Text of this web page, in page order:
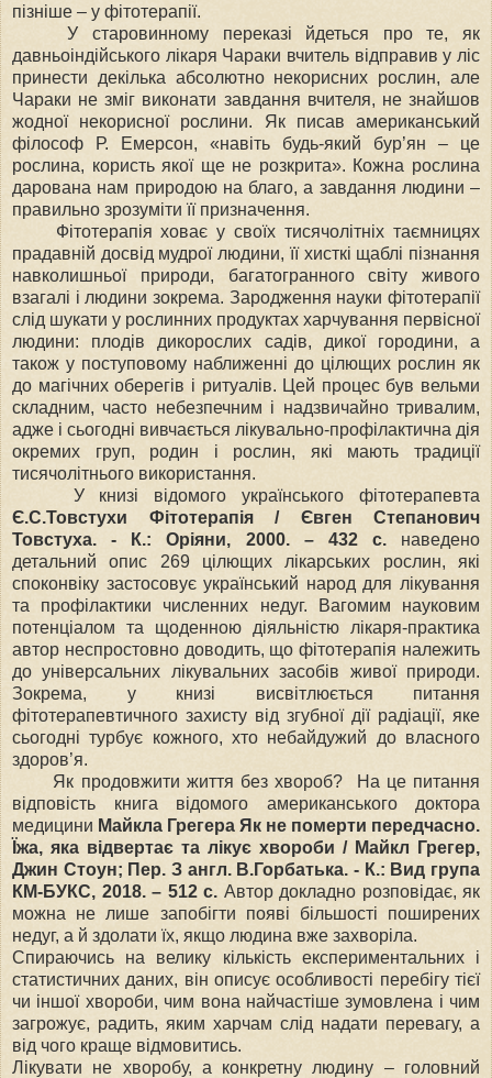
пізніше – у фітотерапії.
У старовинному переказі йдеться про те, як
давньоіндійського лікаря Чараки вчитель відправив у ліс
принести декілька абсолютно некорисних рослин, але
Чараки не зміг виконати завдання вчителя, не знайшов
жодної некорисної рослини. Як писав американський
філософ Р. Емерсон, «навіть будь-який бур’ян – це
рослина, користь якої ще не розкрита». Кожна рослина
дарована нам природою на благо, а завдання людини –
правильно зрозуміти її призначення.
Фітотерапія ховає у своїх тисячолітніх таємницях
прадавній досвід мудрої людини, її хисткі щаблі пізнання
навколишньої природи, багатогранного світу живого
взагалі і людини зокрема. Зародження науки фітотерапії
слід шукати у рослинних продуктах харчування первісної
людини: плодів дикорослих садів, дикої городини, а
також у поступовому наближенні до цілющих рослин як
до магічних оберегів і ритуалів. Цей процес був вельми
складним, часто небезпечним і надзвичайно тривалим,
адже і сьогодні вивчається лікувально-профілактична дія
окремих груп, родин і рослин, які мають традиції
тисячолітнього використання.
У книзі відомого українського фітотерапевта
Є.С.Товстухи Фітотерапія / Євген Степанович
Товстуха. - К.: Оріяни, 2000. – 432 с.наведено
детальний опис 269 цілющих лікарських рослин, які
споконвіку застосовує український народ для лікування
та профілактики численних недуг. Вагомим науковим
потенціалом та щоденною діяльністю лікаря-практика
автор неспростовно доводить, що фітотерапія належить
до універсальних лікувальних засобів живої природи.
Зокрема, у книзі висвітлюється питання
фітотерапевтичного захисту від згубної дії радіації, яке
сьогодні турбує кожного, хто небайдужий до власного
здоров’я.
Як продовжити життя без хвороб? На це питання
відповість книга відомого американського доктора
медицини Майкла Грегера Як не померти передчасно.
Їжа, яка відвертає та лікує хвороби / Майкл Грегер,
Джин Стоун; Пер. З англ. В.Горбатька. - К.: Вид група
КМ-БУКС, 2018. – 512 с. Автор докладно розповідає, як
можна не лише запобігти появі більшості поширених
недуг, а й здолати їх, якщо людина вже захворіла.
Спираючись на велику кількість експериментальних і
статистичних даних, він описує особливості перебігу тієї
чи іншої хвороби, чим вона найчастіше зумовлена і чим
загрожує, радить, яким харчам слід надати перевагу, а
від чого краще відмовитись.
Лікувати не хворобу, а конкретну людину – головний